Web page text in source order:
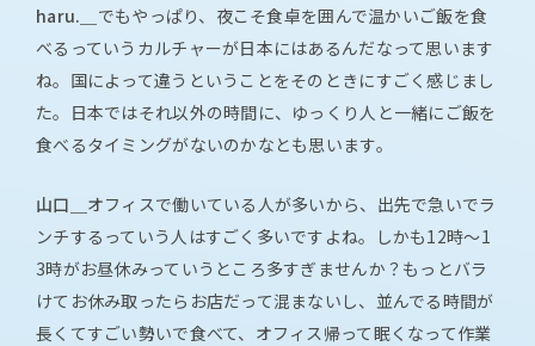
haru.＿ でもやっぱり、夜こそ食卓を囲んで温かいご飯を食
べるっていうカルチャーが日本にはあるんだなって思います
ね。国によって違うということをそのときにすごく感じまし
た。日本ではそれ以外の時間に、ゆっくり人と一緒にご飯を
食べるタイミングがないのかなとも思います。
山口＿ オフィスで働いている人が多いから、出先で急いでラ
ンチするっていう人はすごく多いですよね。しかも12時〜1
3時がお昼休みっていうところ多すぎませんか？もっとバラ
けてお休み取ったらお店だって混まないし、並んでる時間が
長くてすごい勢いで食べて、オフィス帰って眠くなって作業